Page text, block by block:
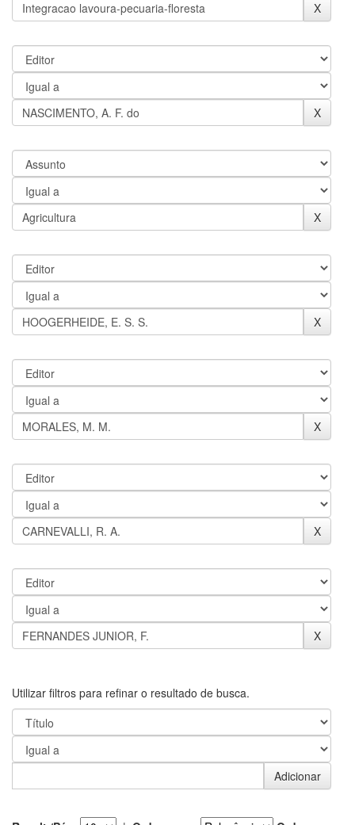
Utilizar filtros para refinar o resultado de busca.